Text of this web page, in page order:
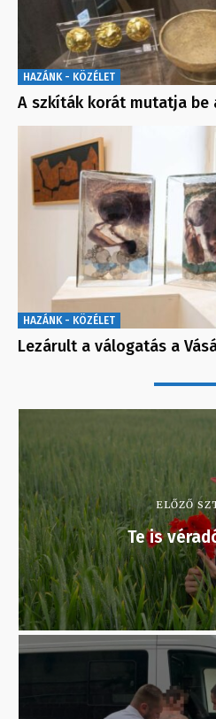
HAZÁNK - KÖZÉLET
A szkíták korát mutatja
HAZÁNK - KÖZÉLET
Lezárult a válogatás a
ELŐZŐ
Te is